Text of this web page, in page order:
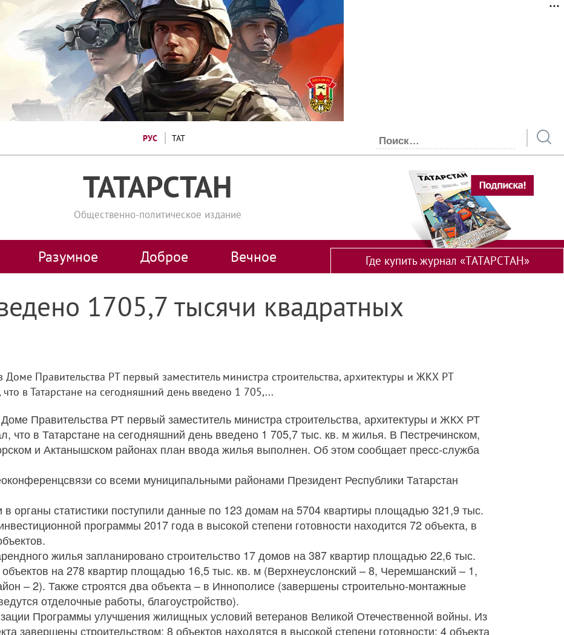
РУС ТАТ
ТАТАРСТАН
Общественно-политическое издание
Разумное Доброе Вечное Где купить журнал «ТАТАРСТАН»
1705,7 тысячи квадратных
Правительства РТ первый заместитель министра строительства, архитектуры и ЖКХ РТ
в Татарстане на сегодняшний день введено 1 705,...
Правительства РТ первый заместитель министра строительства, архитектуры и ЖКХ РТ
что в Татарстане на сегодняшний день введено 1 705,7 тыс. кв. м жилья. В Пестречинском,
и Актанышском районах план ввода жилья выполнен. Об этом сообщает пресс-служба
со всеми муниципальными районами Президент Республики Татарстан
органы статистики поступили данные по 123 домам на 5704 квартиры площадью 321,9 тыс.
программы 2017 года в высокой степени готовности находится 72 объекта, в
жилья запланировано строительство 17 домов на 387 квартир площадью 22,6 тыс.
на 278 квартир площадью 16,5 тыс. кв. м (Верхнеуслонский – 8, Черемшанский – 1,
– 2). Также строятся два объекта – в Иннополисе (завершены строительно-монтажные
отделочные работы, благоустройство).
Программы улучшения жилищных условий ветеранов Великой Отечественной войны. Из
завершены строительством; 8 объектов находятся в высокой степени готовности; 4 объекта